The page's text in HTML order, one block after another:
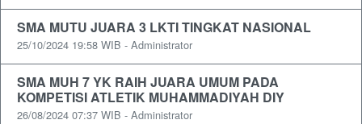
SMA MUTU JUARA 3 LKTI TINGKAT NASIONAL
25/10/2024 19:58 WIB - Administrator
SMA MUH 7 YK RAIH JUARA UMUM PADA
KOMPETISI ATLETIK MUHAMMADIYAH DIY
26/08/2024 07:37 WIB - Administrator